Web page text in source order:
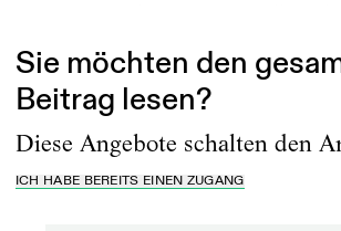
Sie möchten den
Beitrag lesen?
Diese Angebote schalten den
ICH HABE BEREITS EINEN ZUGANG